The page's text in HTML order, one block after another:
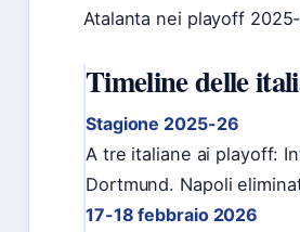
Atalanta nei playoff
Timeline delle
Stagione 2025-26
A tre italiane ai playoff:
Dortmund. Napoli
17-18 febbraio 2026